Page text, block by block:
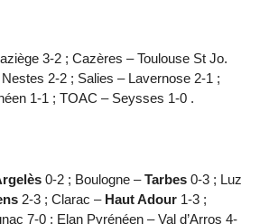
3-2 ; Cazères – Toulouse St Jo.
2-2 ; Salies – Lavernose 2-1 ;
1-1 ; TOAC – Seysses 1-0 .
0-2 ; Boulogne –Tarbes 0-3 ; Luz
2-3 ; Clarac – Haut Adour 1-3 ;
7-0 ; Elan Pyrénéen – Val d’Arros 4-